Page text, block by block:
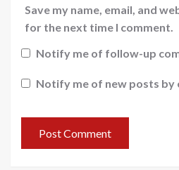
Save my name, email, and
for the next time I comment.
Notify me of follow-up
Notify me of new posts by